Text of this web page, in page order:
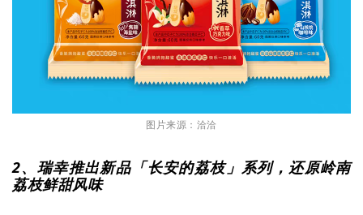
图片来源：洽洽
2、瑞幸推出新品「长安的荔枝」系列，还原岭南
荔枝鲜甜风味